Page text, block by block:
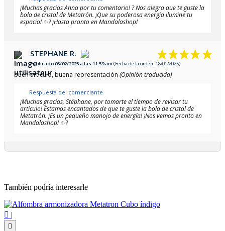
¡Muchas gracias Anna por tu comentario! ? Nos alegra que te guste la
bola de cristal de Metatrón. ¡Que su poderosa energía ilumine tu
espacio! ✨? ¡Hasta pronto en Mandalashop!
STEPHANE R.
Publicado 03/02/2025 a las 11:59 am (Fecha de la orden: 18/01/2025)
buen artículo, buena representación (Opinión traducida)
Respuesta del comerciante
¡Muchas gracias, Stéphane, por tomarte el tiempo de revisar tu
artículo! Estamos encantados de que te guste la bola de cristal de
Metatrón. ¡Es un pequeño manojo de energía! ¡Nos vemos pronto en
Mandalashop! ✨?
También podría interesarle
 |
